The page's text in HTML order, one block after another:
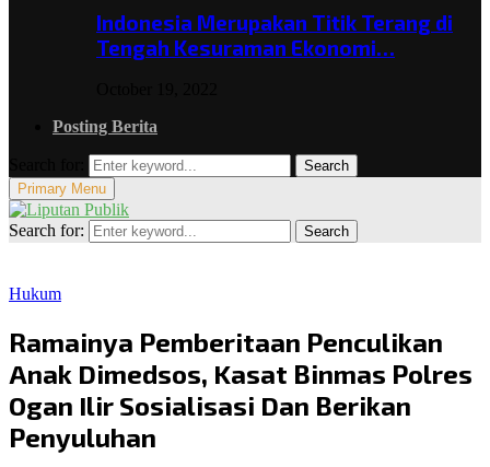
Indonesia Merupakan Titik Terang di
Tengah Kesuraman Ekonomi…
Posting Berita
Search
Primary Menu
Search for: Search
Hukum
Ramainya Pemberitaan Penculikan
Anak Dimedsos, Kasat Binmas Polres
Ogan Ilir Sosialisasi Dan Berikan
Penyuluhan